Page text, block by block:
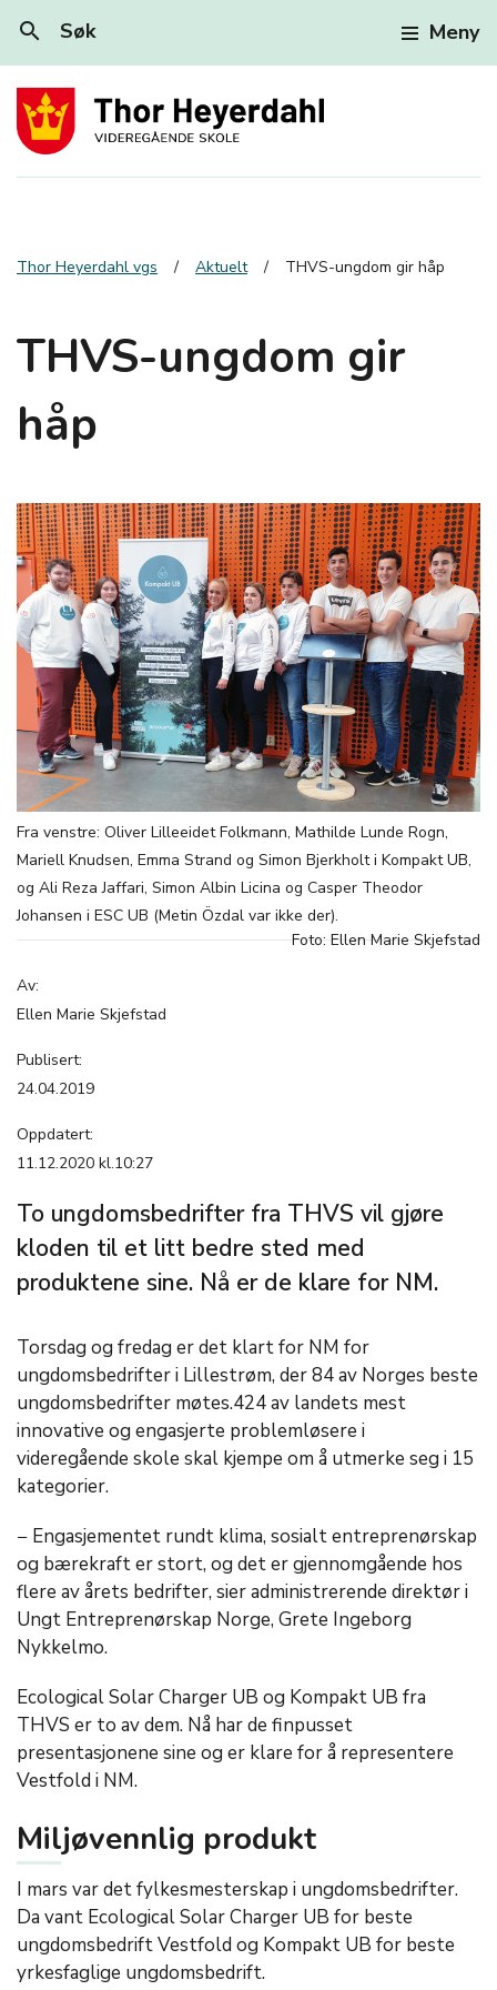
search Søk Meny
Thor Heyerdahl vgs Aktuelt THVS-ungdom gir håp
THVS-ungdom gir
håp
Fra venstre: Oliver Lilleeidet Folkmann, Mathilde Lunde Rogn,
Mariell Knudsen, Emma Strand og Simon Bjerkholt i Kompakt UB,
og Ali Reza Jaffari, Simon Albin Licina og Casper Theodor
Johansen i ESC UB (Metin Özdal var ikke der).
Foto: Ellen Marie Skjefstad
Av:
Ellen Marie Skjefstad
Publisert:
24.04.2019
Oppdatert:
11.12.2020 kl.10:27
To ungdomsbedrifter fra THVS vil gjøre
kloden til et litt bedre sted med
produktene sine. Nå er de klare for NM.
Torsdag og fredag er det klart for NM for
ungdomsbedrifter i Lillestrøm, der 84 av Norges beste
ungdomsbedrifter møtes.424 av landets mest
innovative og engasjerte problemløsere i
videregående skole skal kjempe om å utmerke seg i 15
kategorier.
− Engasjementet rundt klima, sosialt entreprenørskap
og bærekraft er stort, og det er gjennomgående hos
flere av årets bedrifter, sier administrerende direktør i
Ungt Entreprenørskap Norge, Grete Ingeborg
Nykkelmo.
Ecological Solar Charger UB og Kompakt UB fra
THVS er to av dem. Nå har de finpusset
presentasjonene sine og er klare for å representere
Vestfold i NM.
Miljøvennlig produkt
I mars var det fylkesmesterskap i ungdomsbedrifter.
Da vant Ecological Solar Charger UB for beste
ungdomsbedrift Vestfold og Kompakt UB for beste
yrkesfaglige ungdomsbedrift.